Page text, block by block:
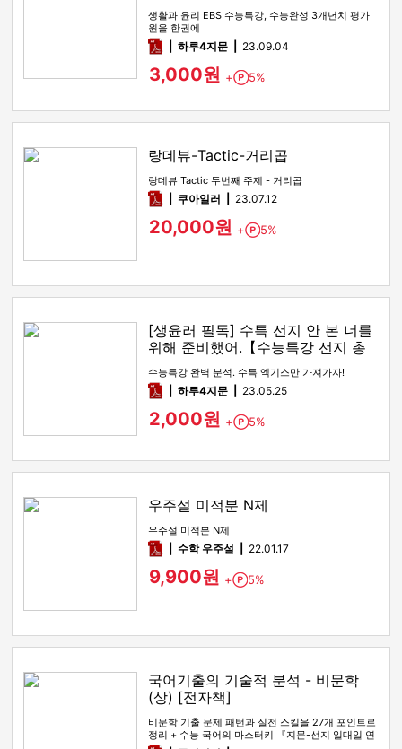
생활과 윤리 EBS 수능특강, 수능완성 3개년치 평가
원을 한권에
pdf하루4지문 23.09.04
3,000원 + Point
5%
랑데뷰-Tactic-거리곱
랑데뷰 Tactic 두번째 주제 - 거리곱
pdf쿠아일러 23.07.12
20,000원 + Point
5%
[생윤러 필독] 수특 선지 안 본 너를
위해 준비했어.【수능특강 선지 총
정리】
수능특강 완벽 분석. 수특 엑기스만 가져가자!
pdf하루4지문 23.05.25
2,000원 + Point
5%
우주설 미적분 N제
우주설 미적분 N제
pdf수학 우주설 22.01.17
9,900원 + Point
5%
국어기출의 기술적 분석 - 비문학
(상) [전자책]
비문학 기출 문제 패턴과 실전 스킬을 27개 포인트로
정리 + 수능 국어의 마스터키 『지문-선지 일대일 연